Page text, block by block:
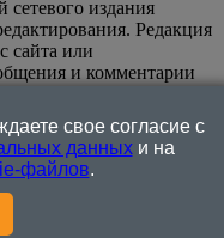
издания
Редакция
сайта или
и комментарии
рекомендательные
предоставления
и анализа
пользователей сети
Российской
свое согласие с
данныхи на
файлов.